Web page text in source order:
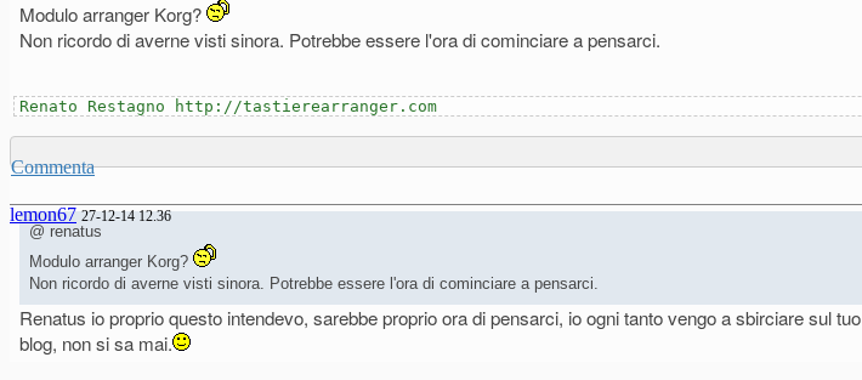
Modulo arranger Korg?
Non ricordo di averne visti sinora. Potrebbe essere l'ora di cominciare a pensarci.
Renato Restagno http://tastierearranger.com
Commenta
lemon67 27-12-14 12.36
@ renatus
Modulo arranger Korg?
Non ricordo di averne visti sinora. Potrebbe essere l'ora di cominciare a pensarci.
Renatus io proprio questo intendevo, sarebbe proprio ora di pensarci, io ogni tanto vengo a sbirciare sul tuo
blog, non si sa mai.